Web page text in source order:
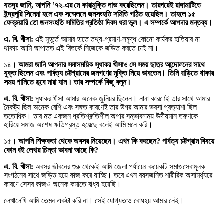
যতদূর জানি, আপনি ’৭২-এর মে কারামুক্তি লাভ করেছিলেন। তারপরেই রাঙ্গামাটিতে
ইন্দ্রপুরি সিনেমা হলে এক সম্মেলনে জনসংহতি সমিতি গঠিত হয়েছিল। তাহলে ১৫
ফেব্রুয়ারি তো জনসংহতি সমিতির প্রতিষ্ঠা দিবস ধরা ভুল। এ সম্পর্কে আপনার মন্তব্য।
এ. বি. খীসা: এই মুহূর্তে আমার হাতে তথ্য-প্রমাণ-সমৃদ্ধ কোনো কার্যকর হাতিয়ার না
থাকায় আমি আপাতত এই বিতর্কে নিজেকে জড়িত করতে চাই না।
১৪। আমরা জানি আপনার সমাসময়িক সুধাকর খীসাও সে সময় ছাত্র আন্দোলনের সাথে
যুক্ত ছিলেন এবং পার্বত্য চট্টগ্রামের জনগণের মুক্তি নিয়ে ভাবতেন। তিনি বাড়িতে থাকার
সময় পানিতে ডুবে মারা যান। তার সম্পর্কে কিছু বলুন।
এ. বি. খীসা: সুধাকর খীসা আমার অনেক জুনিয়র ছিলেন। নানা কারণেই তার সাথে আমার
নৈকট্য ছিল অনেক বেশি এবং সঙ্গত কারণেই তার উপর আমার ভরসা প্রত্যাশা ছিল
ততোধিক। তার মত একজন প্রতিশ্রুতিশীল অপার সম্ভাবনাময় উদীয়মান তরুণকে
হারিয়ে সমাজ অশেষ ক্ষতিগ্রস্ত হয়েছে বলেই আমি মনে করি।
১৫। আপনি শিক্ষকতা থেকে অবসর নিয়েছেন। এখন কি করছেন? পার্বত্য চট্টগ্রাম বিষয়ে
কোন বই লেখার চিন্তা ভাবনা আছে কি?
এ. বি. খীসা: অবসর জীবনের শুরু থেকেই আমি জেলা পর্যায়ের কয়েকটি সমাজসেবামূলক
সংগঠনের সাথে জড়িত হয়ে কাজ করে যাচ্ছি। তবে এখন বয়সজনিত শারীরিক অসামর্থ্যরে
কারণে সেসব কাজও অনেক কমাতে বাধ্য হয়েছি।
লেখালেখি আমি তেমন একটা করি না। সেই যোগ্যতাও বোধহয় আমার নেই।